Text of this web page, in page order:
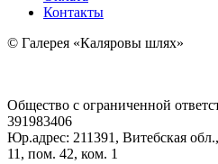
Контакты
© Галерея «Каляровы шлях»
Общество с ограниченной
391983406
Юр.адрес: 211391, Витебская
11, пом. 42, ком. 1